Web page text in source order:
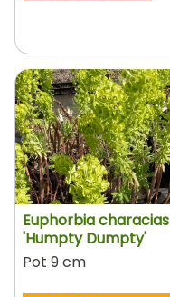
Euphorbia characias
'Humpty Dumpty'
Pot 9 cm